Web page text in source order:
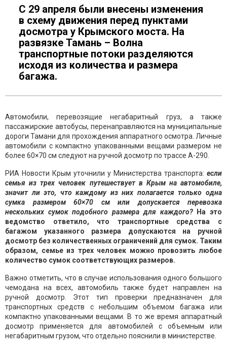
С 29 апреля были внесены изменения
в схему движения перед пунктами
досмотра у Крымского моста. На
развязке Тамань – Волна
транспортные потоки разделяются
исходя из количества и размера
багажа.
Автомобили, перевозящие негабаритный груз, а также
пассажирские автобусы, перенаправляются на муниципальные
дороги Тамани для прохождения аппаратного осмотра. Личные
автомобили с компактно упакованными вещами размером не
более 60×70 см следуют на ручной досмотр по трассе А-290.
РИА Новости Крым уточнили у Министерства транспорта: если
семья из трех человек путешествует в Крым на автомобиле,
значит ли это, что каждому из них полагается только одна
сумка размером 60×70 см или допускается перевозка
нескольких сумок подобного размера для каждого?
На это
ведомство ответило, что транспортные средства с
багажом указанного размера допускаются на ручной
досмотр без количественных ограничений для сумок. Таким
образом, семье из трех человек можно провозить любое
количество сумок соответствующих размеров.
Важно отметить, что в случае использования одного большого
чемодана на всех, автомобиль также будет направлен на
ручной досмотр. Этот тип проверки предназначен для
транспортных средств с небольшим объемом багажа или
компактно упакованными вещами. В то же время аппаратный
досмотр применяется для автомобилей с объемным или
негабаритным грузом, что отдельно пояснили в министерстве.